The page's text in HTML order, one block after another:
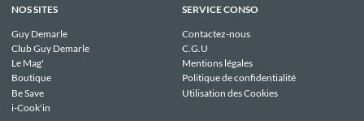
NOS SITES
Guy Demarle
Club Guy Demarle
Le Mag'
Boutique
Be Save
i-Cook'in
SERVICE CONSO
Contactez-nous
C.G.U
Mentions légales
Politique de confidentialité
Utilisation des Cookies